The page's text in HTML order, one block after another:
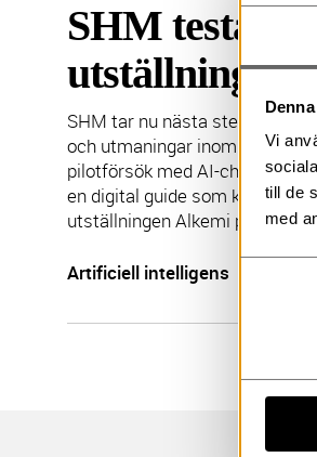
Vi
till de
med
SHM testar
utställningar
SHM tar nu nästa steg i
och utmaningar inom den
pilotförsök med AI-chatbots i
en digital guide som kan
utställningen Alkemi på
Artificiell intelligens